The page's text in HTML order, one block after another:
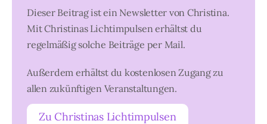
Dieser Beitrag ist ein Newsletter von Christina.
Mit Christinas Lichtimpulsen erhältst du
regelmäßig solche Beiträge per Mail.
Außerdem erhältst du kostenlosen Zugang zu
allen zukünftigen Veranstaltungen.
Zu Christinas Lichtimpulsen